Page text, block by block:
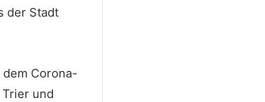
der Stadt
Corona-
und